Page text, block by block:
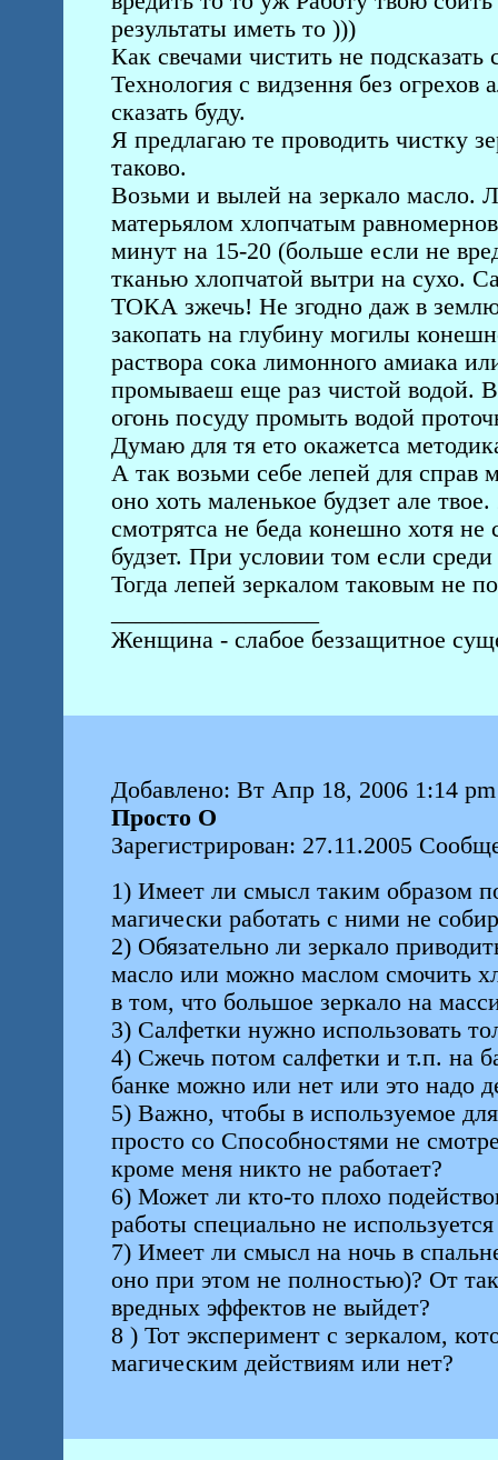
результаты иметь то )))
Как свечами чистить не
Технология с видзення без огрехов
сказать буду.
Я предлагаю те проводить чистку
таково.
Возьми и вылей на зеркало масло.
матерьялом хлопчатым
минут на 15-20 (больше если не
тканью хлопчатой вытри на сухо.
ТОКА зжечь! Не згодно даж в
закопать на глубину могилы
раствора сока лимонного амиака
промываеш еще раз чистой водой.
огонь посуду промыть водой
Думаю для тя ето окажетса
А так возьми себе лепей для справ
оно хоть маленькое будзет але
смотрятса не беда конешно хотя не
будзет. При условии том если
Тогда лепей зеркалом таковым не
Женщина - слабое беззащитное
Добавлено: Вт Апр 18, 2006 1:14 pm
Просто О
Зарегистрирован: 27.11.2005
1) Имеет ли смысл таким образом
магически работать с ними не
2) Обязательно ли зеркало
масло или можно маслом смочить
в том, что большое зеркало на
3) Салфетки нужно использовать
4) Сжечь потом салфетки и т.п. на
банке можно или нет или это надо
5) Важно, чтобы в используемое
просто со Cпособностями не
кроме меня никто не работает?
6) Может ли кто-то плохо
работы специально не
7) Имеет ли смысл на ночь в
оно при этом не полностью)? От
вредных эффектов не выйдет?
8 ) Тот эксперимент с зеркалом,
магическим действиям или нет?